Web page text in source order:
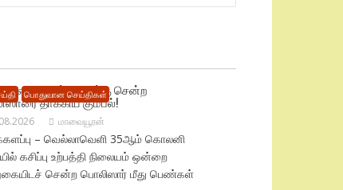
பொதுவான செய்திகள்
நிலைய முற்றுகைக்கு சென்ற
தாக்கிய கும்பல்!
மாவையூரன்
– வெல்லாவெளி 35ஆம் கொலனி
கசிப்பு உற்பத்தி நிலையம் ஒன்றை
சென்ற பொலிஸார் மீது பெண்கள்